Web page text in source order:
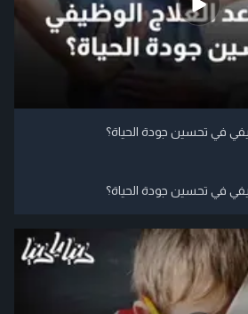
في تحسين جودة الحياة؟
في تحسين جودة الحياة؟